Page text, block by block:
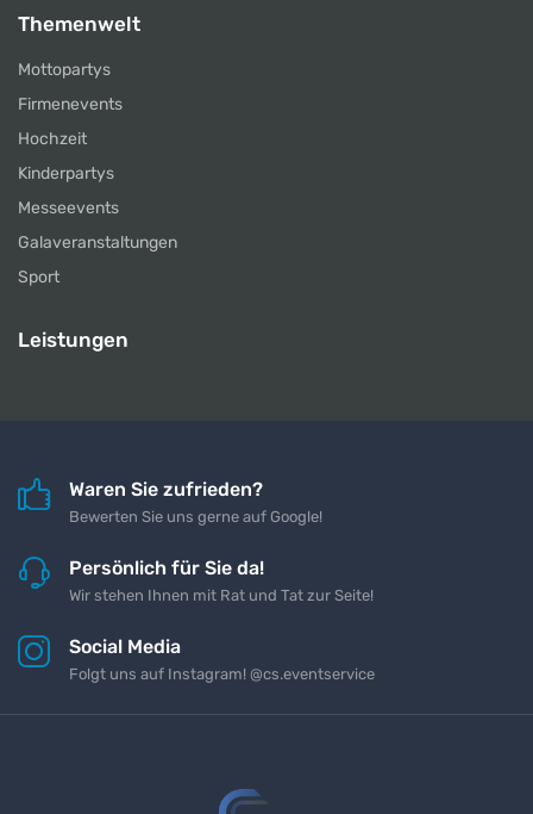
Themenwelt
Mottopartys
Firmenevents
Hochzeit
Kinderpartys
Messeevents
Galaveranstaltungen
Sport
Leistungen
Waren Sie zufrieden?
Bewerten Sie uns gerne auf Google!
Persönlich für Sie da!
Wir stehen Ihnen mit Rat und Tat zur Seite!
Social Media
Folgt uns auf Instagram! @cs.eventservice